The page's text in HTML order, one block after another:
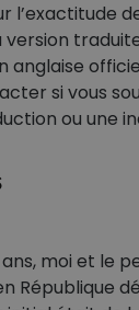
l’exactitude
anglaise
si vous
ou une
moi et le
République